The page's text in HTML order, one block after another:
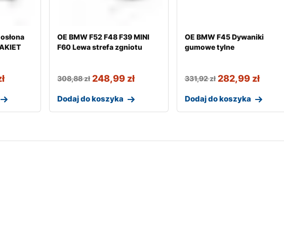
OE BMW F52 F48 F39 MINI
F60 Lewa strefa zgniotu
308,88zł 248,99 zł
Dodaj do koszyka
OE BMW F45 Dywaniki
gumowe tylne
331,92zł 282,99 zł
Dodaj do koszyka